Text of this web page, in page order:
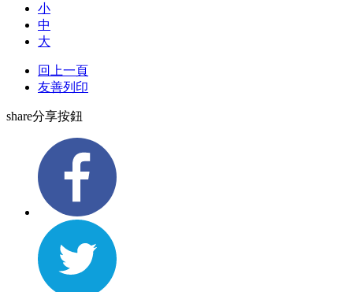
小
中
大
回上一頁
友善列印
share分享按鈕